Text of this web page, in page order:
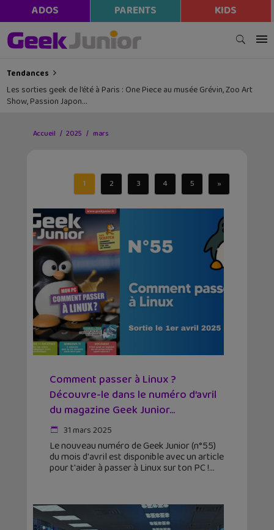
ADOS PARENTS KIDS
Tendances
Les sorties geek de l’été à Paris : One Piece au musée Grévin, Zoo Art
Show, Passion Japon…
Accueil 2025 mars
1 2 3 4 5 »
Comment passer à Linux ?
Découvre-le dans le numéro d’avril
du magazine Geek Junior...
31 mars 2025
Le nouveau numéro de Geek Junior (n°55)
du mois d'avril est disponible avec un article
pour t'aider à passer à Linux sur ton PC !